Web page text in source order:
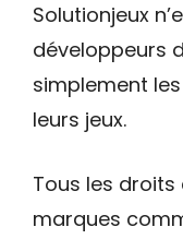
Solutionjeux
développeurs
simplement
leurs jeux.
Tous les
marques